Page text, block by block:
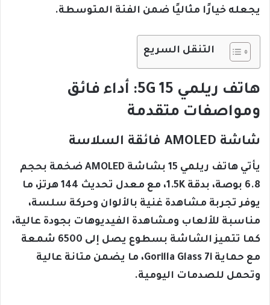
يجعله خيارًا مثاليًا ضمن الفئة المتوسطة.
التنقل السريع
هاتف ريلمي 15 5G: أداء فائق
ومواصفات متقدمة
شاشة AMOLED فائقة السلاسة
يأتي هاتف ريلمي 15 بشاشة AMOLED ضخمة بحجم
6.8 بوصة، بدقة 1.5K، مع معدل تحديث 144 هرتز، ما
يوفر تجربة مشاهدة غنية بالألوان وحركة سلسة،
مناسبة للألعاب ومشاهدة الفيديوهات بجودة عالية،
كما تتميز الشاشة بسطوع يصل إلى 6500 شمعة
مع حماية Gorilla Glass 7i، ما يضمن متانة عالية
وتحمل للصدمات اليومية.